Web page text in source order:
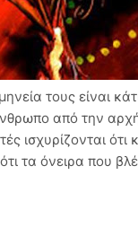
τους είναι
από την αρχή
ισχυρίζονται ότι
τα όνειρα που